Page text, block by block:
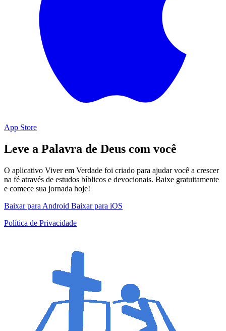
App Store
Leve a Palavra de Deus com você
O aplicativo Viver em Verdade foi criado para ajudar você a crescer
na fé através de estudos bíblicos e devocionais. Baixe gratuitamente
e comece sua jornada hoje!
Baixar para Android Baixar para iOS
Política de Privacidade